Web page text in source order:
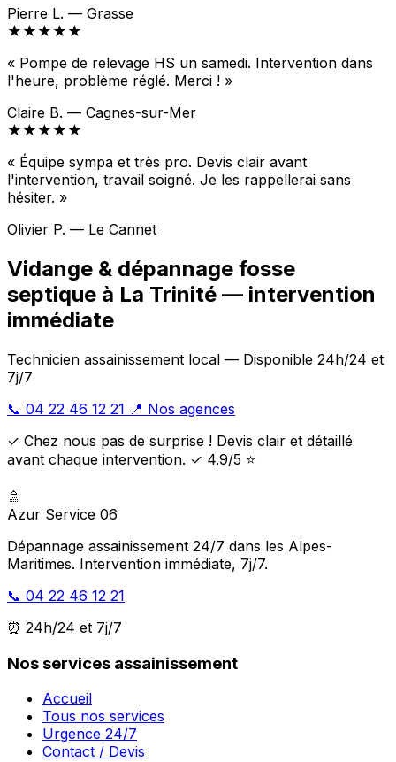
Pierre L. — Grasse
★★★★★
« Pompe de relevage HS un samedi. Intervention dans
l'heure, problème réglé. Merci ! »
Claire B. — Cagnes-sur-Mer
★★★★★
« Équipe sympa et très pro. Devis clair avant
l'intervention, travail soigné. Je les rappellerai sans
hésiter. »
Olivier P. — Le Cannet
Vidange & dépannage fosse
septique à La Trinité — intervention
immédiate
Technicien assainissement local — Disponible 24h/24 et
7j/7
📞 04 22 46 12 21 📍 Nos agences
✓ Chez nous pas de surprise ! Devis clair et détaillé
avant chaque intervention. ✓ 4.9/5 ⭐
🚿
Azur Service 06
Dépannage assainissement 24/7 dans les Alpes-
Maritimes. Intervention immédiate, 7j/7.
📞 04 22 46 12 21
⏰ 24h/24 et 7j/7
Nos services assainissement
Accueil
Tous nos services
Urgence 24/7
Contact / Devis